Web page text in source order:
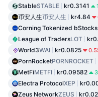
StableSTABLE kr0.3141
币安人生币安人生 kr4.84
Corning Tokenized bStocks
League of TradersLOT
World3WAI kr0.0825
PornRocketPORNROCKET
MetFiMETFI kr0.09582
Electra ProtocolXEP
Zeus NetworkZEUS